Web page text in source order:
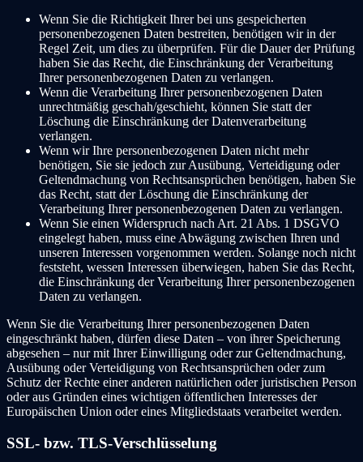
Wenn Sie die Richtigkeit Ihrer bei uns gespeicherten
personenbezogenen Daten bestreiten, benötigen wir in der
Regel Zeit, um dies zu überprüfen. Für die Dauer der Prüfung
haben Sie das Recht, die Einschränkung der Verarbeitung
Ihrer personenbezogenen Daten zu verlangen.
Wenn die Verarbeitung Ihrer personenbezogenen Daten
unrechtmäßig geschah/geschieht, können Sie statt der
Löschung die Einschränkung der Datenverarbeitung
verlangen.
Wenn wir Ihre personenbezogenen Daten nicht mehr
benötigen, Sie sie jedoch zur Ausübung, Verteidigung oder
Geltendmachung von Rechtsansprüchen benötigen, haben Sie
das Recht, statt der Löschung die Einschränkung der
Verarbeitung Ihrer personenbezogenen Daten zu verlangen.
Wenn Sie einen Widerspruch nach Art. 21 Abs. 1 DSGVO
eingelegt haben, muss eine Abwägung zwischen Ihren und
unseren Interessen vorgenommen werden. Solange noch nicht
feststeht, wessen Interessen überwiegen, haben Sie das Recht,
die Einschränkung der Verarbeitung Ihrer personenbezogenen
Daten zu verlangen.
Wenn Sie die Verarbeitung Ihrer personenbezogenen Daten
eingeschränkt haben, dürfen diese Daten – von ihrer Speicherung
abgesehen – nur mit Ihrer Einwilligung oder zur Geltendmachung,
Ausübung oder Verteidigung von Rechtsansprüchen oder zum
Schutz der Rechte einer anderen natürlichen oder juristischen Person
oder aus Gründen eines wichtigen öffentlichen Interesses der
Europäischen Union oder eines Mitgliedstaats verarbeitet werden.
SSL- bzw. TLS-Verschlüsselung